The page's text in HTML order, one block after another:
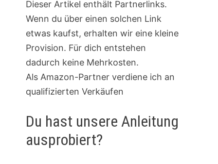
Dieser Artikel enthält Partnerlinks.
Wenn du über einen solchen Link
etwas kaufst, erhalten wir eine kleine
Provision. Für dich entstehen
dadurch keine Mehrkosten.
Als Amazon-Partner verdiene ich an
qualifizierten Verkäufen
Du hast unsere Anleitung
ausprobiert?